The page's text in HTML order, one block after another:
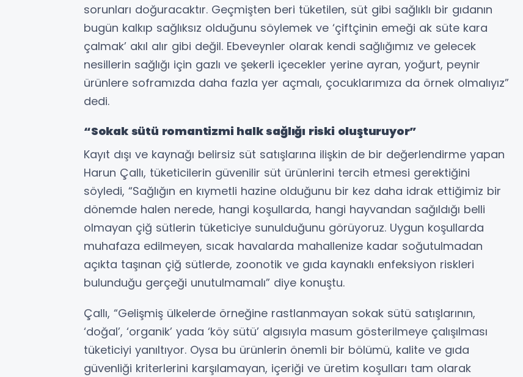
sorunları doğuracaktır. Geçmişten beri tüketilen, süt gibi sağlıklı bir gıdanın
bugün kalkıp sağlıksız olduğunu söylemek ve ‘çiftçinin emeği ak süte kara
çalmak’ akıl alır gibi değil. Ebeveynler olarak kendi sağlığımız ve gelecek
nesillerin sağlığı için gazlı ve şekerli içecekler yerine ayran, yoğurt, peynir
ürünlere soframızda daha fazla yer açmalı, çocuklarımıza da örnek olmalıyız”
dedi.
“Sokak sütü romantizmi halk sağlığı riski oluşturuyor”
Kayıt dışı ve kaynağı belirsiz süt satışlarına ilişkin de bir değerlendirme yapan
Harun Çallı, tüketicilerin güvenilir süt ürünlerini tercih etmesi gerektiğini
söyledi, “Sağlığın en kıymetli hazine olduğunu bir kez daha idrak ettiğimiz bir
dönemde halen nerede, hangi koşullarda, hangi hayvandan sağıldığı belli
olmayan çiğ sütlerin tüketiciye sunulduğunu görüyoruz. Uygun koşullarda
muhafaza edilmeyen, sıcak havalarda mahallenize kadar soğutulmadan
açıkta taşınan çiğ sütlerde, zoonotik ve gıda kaynaklı enfeksiyon riskleri
bulunduğu gerçeği unutulmamalı” diye konuştu.
Çallı, “Gelişmiş ülkelerde örneğine rastlanmayan sokak sütü satışlarının,
‘doğal’, ‘organik’ yada ‘köy sütü’ algısıyla masum gösterilmeye çalışılması
tüketiciyi yanıltıyor. Oysa bu ürünlerin önemli bir bölümü, kalite ve gıda
güvenliği kriterlerini karşılamayan, içeriği ve üretim koşulları tam olarak